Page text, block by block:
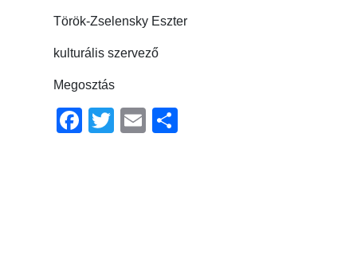
Török-Zselensky Eszter
kulturális szervező
Megosztás
Facebook
TwitterEmail